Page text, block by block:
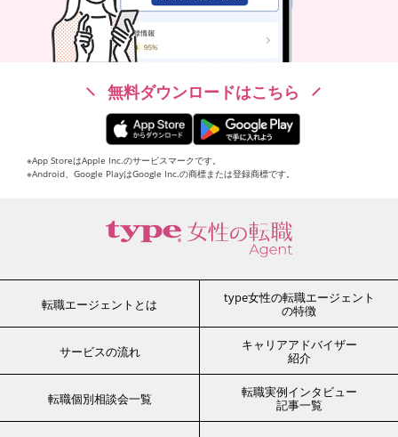
無料ダウンロードはこちら
※App StoreはApple Inc.のサービスマークです。
※Android、Google PlayはGoogle Inc.の商標または登録商標です。
転職エージェントとは
type女性の転職エージェント
の特徴
サービスの流れ
キャリアアドバイザー
紹介
転職個別相談会一覧
転職実例インタビュー
記事一覧